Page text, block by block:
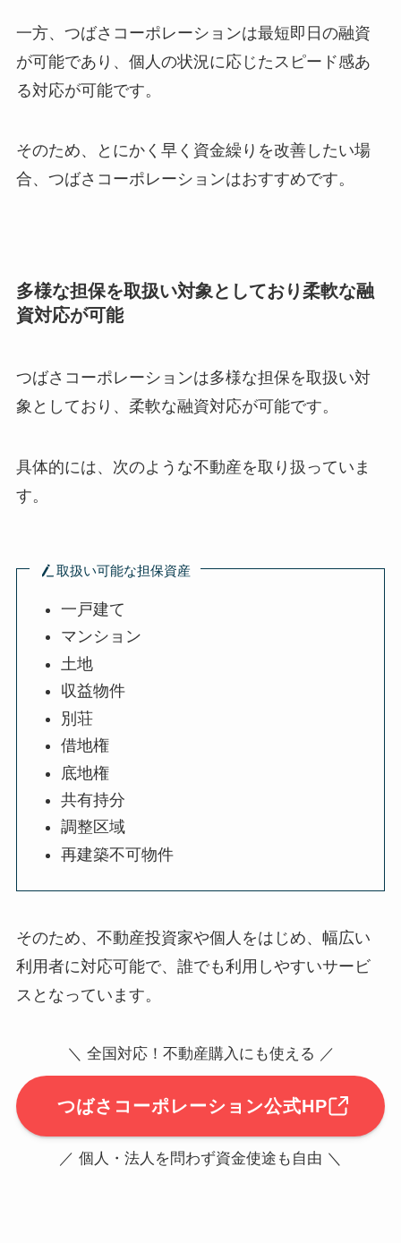
一方、つばさコーポレーションは最短即日の融資
が可能であり、個人の状況に応じたスピード感あ
る対応が可能です。
そのため、とにかく早く資金繰りを改善したい場
合、つばさコーポレーションはおすすめです。
多様な担保を取扱い対象としており柔軟な融
資対応が可能
つばさコーポレーションは多様な担保を取扱い対
象としており、柔軟な融資対応が可能です。
具体的には、次のような不動産を取り扱っていま
す。
取扱い可能な担保資産
一戸建て
マンション
土地
収益物件
別荘
借地権
底地権
共有持分
調整区域
再建築不可物件
そのため、不動産投資家や個人をはじめ、幅広い
利用者に対応可能で、誰でも利用しやすいサービ
スとなっています。
＼ 全国対応！不動産購入にも使える ／
つばさコーポレーション公式HP
／ 個人・法人を問わず資金使途も自由 ＼